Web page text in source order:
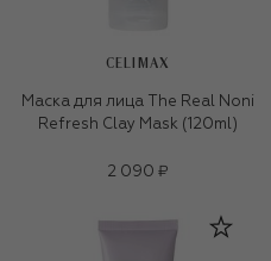
CELIMAX
Маска для лица The Real Noni
Refresh Clay Mask (120ml)
2 090 ₽